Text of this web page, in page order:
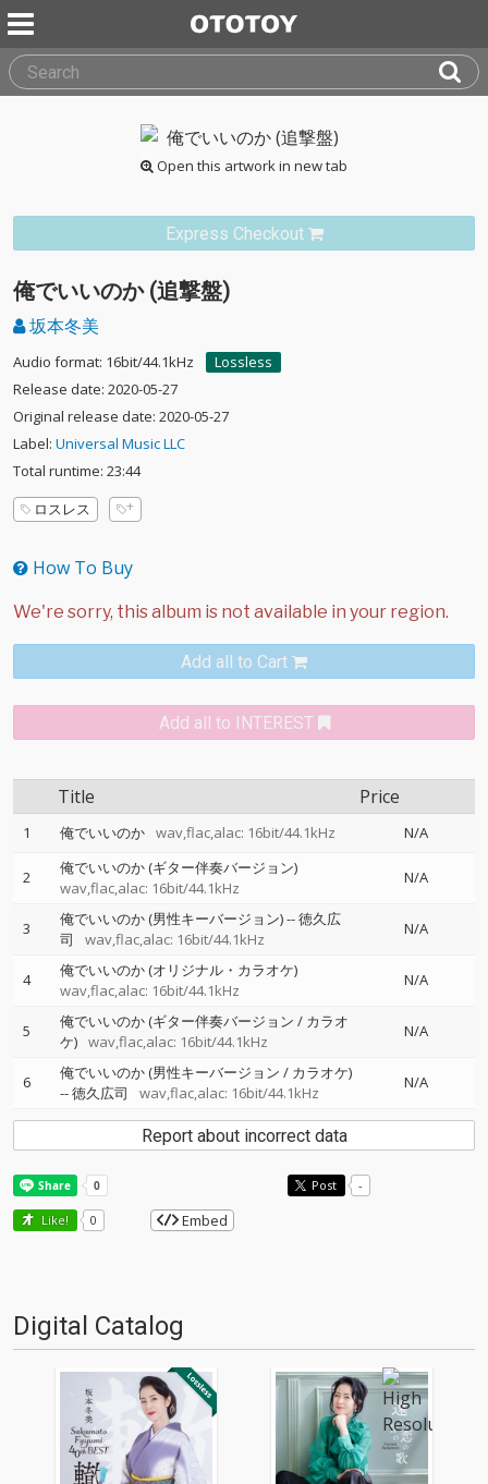
Open this artwork in new tab
Express Checkout
俺でいいのか (追撃盤)
坂本冬美
Audio format: 16bit/44.1kHz
Lossless
Release date: 2020-05-27
Original release date: 2020-05-27
Label: Universal Music LLC
Total runtime: 23:44
ロスレス
How To Buy
Add all to Cart
Add all to INTEREST
Title Price
1 俺でいいのか wav,flac,alac: 16bit/44.1kHz N/A
2
俺でいいのか (ギター伴奏バージョン)
wav,flac,alac: 16bit/44.1kHz
N/A
3 俺でいいのか (男性キーバージョン)--徳久広
司
wav,flac,alac: 16bit/44.1kHz
N/A
4
俺でいいのか (オリジナル・カラオケ)
wav,flac,alac: 16bit/44.1kHz
N/A
5
俺でいいのか (ギター伴奏バージョン / カラオ
ケ) wav,flac,alac: 16bit/44.1kHz
N/A
6
俺でいいのか (男性キーバージョン / カラオケ)
--徳久広司 wav,flac,alac: 16bit/44.1kHz
N/A
Report about incorrect data
Post -
Like! 0 Embed
Digital Catalog